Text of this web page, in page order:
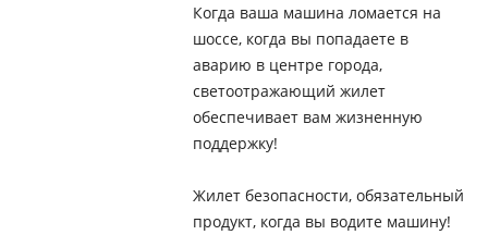
Когда ваша машина ломается на
шоссе, когда вы попадаете в
аварию в центре города,
светоотражающий жилет
обеспечивает вам жизненную
поддержку!
Жилет безопасности, обязательный
продукт, когда вы водите машину!